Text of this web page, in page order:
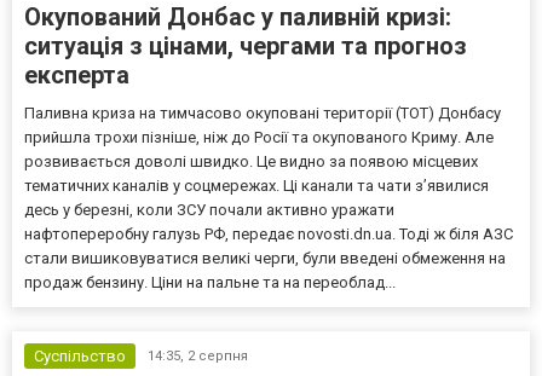
Окупований Донбас у паливній кризі:
ситуація з цінами, чергами та прогноз
експерта
Паливна криза на тимчасово окуповані території (ТОТ) Донбасу
прийшла трохи пізніше, ніж до Росії та окупованого Криму. Але
розвивається доволі швидко. Це видно за появою місцевих
тематичних каналів у соцмережах. Ці канали та чати з’явилися
десь у березні, коли ЗСУ почали активно уражати
нафтопереробну галузь РФ, передає novosti.dn.ua. Тоді ж біля АЗС
стали вишиковуватися великі черги, були введені обмеження на
продаж бензину. Ціни на пальне та на переоблад...
Суспільство 14:35, 2 серпня